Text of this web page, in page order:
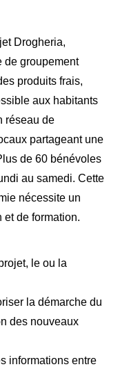
Drogheria,
de groupement
produits frais,
aux habitants
réseau de
partageant une
de 60 bénévoles
au samedi. Cette
nécessite un
et de formation.
le ou la
la démarche du
des nouveaux
informations entre